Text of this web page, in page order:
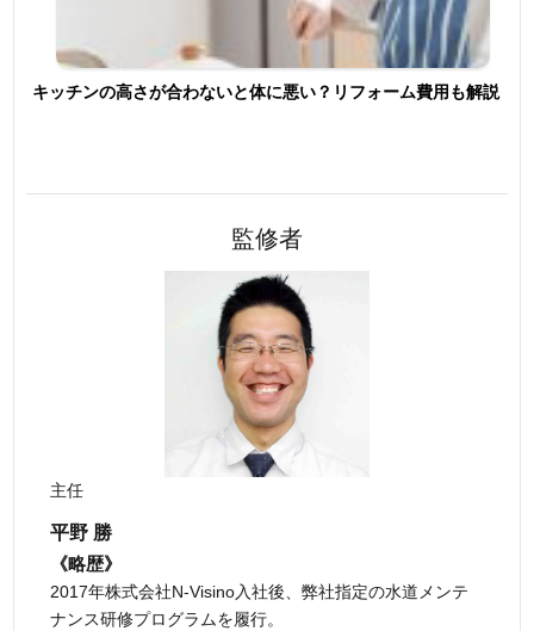
キッチンの高さが合わないと体に悪い？リフォーム費用も解説
監修者
主任
平野 勝
《略歴》
2017年株式会社N-Visino入社後、弊社指定の水道メンテ
ナンス研修プログラムを履行。